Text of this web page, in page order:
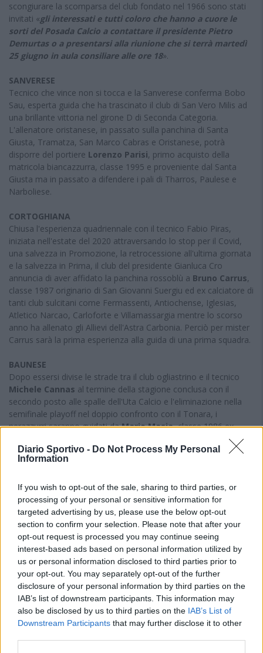
Diario Sportivo - Do Not Process My Personal
Information
If you wish to opt-out of the sale, sharing to third parties, or
processing of your personal or sensitive information for
targeted advertising by us, please use the below opt-out
section to confirm your selection. Please note that after your
opt-out request is processed you may continue seeing
interest-based ads based on personal information utilized by
us or personal information disclosed to third parties prior to
your opt-out. You may separately opt-out of the further
disclosure of your personal information by third parties on the
IAB’s list of downstream participants. This information may
also be disclosed by us to third parties on the IAB’s List of
Downstream Participants that may further disclose it to other
scongiurare la scomparsa del club fondato nel 1966 sono stati
invitati «gli interessati e tutti coloro che hanno a cuore le
sorti del Posada Calcio a contattare il presidente Pietro
Demurtas o a presentarsi alla riunione che si terrà martedì
25 giugno in aula consiliare alle ore 18».
SANVERESE
Tecnico che vince non si tocca e la Sanverese conferma Bobo
Sau, esperta guida che ha trascinato il club di San Vero Milis ad
una brillante vittoria nel girone D di Seconda Categoria.
L'allenatore oristanese, in passato sulla panchina di Santa
Giusta, Tramatza, San Marco Cabras e Oristanese, potrà
disporre del portiere Lorenzo Parisi, primo acquisto della
matricola biancazzurra, classe 1995 e proveniente dal Santa
Giusta ma in passato a difendere i pali di Tharros, Paulese e
Narboliese.
CORTOGHIANA
Chiusa l'esperienza quadriennale con il tecnico Fabio Piras,
iniziata nell'estate del 2020 attraversando lo stop per il Covid,
una salvezza in Promozione, la retrocessione all'ultima giornata
e la salvezza in Prima, il club del presidente Gianluca Cro
annuncia di aver affidato la panchina rossoblù a Bruno Carrus,
classe 1987 originario di San Giovanni Suergiu ed ex calciatore di
tanti club sulcitani come Fermassenti, Antiochense, Iglesias,
Atletico Narcao, Carloforte e Villamassargia mentre lo scorso
anno ha allenato gli Allievi dell'Astra Carbonia. Perciò per mister
Carrus sarà la prima esperienza alla guida di una prima squadra.
BAUNESE
Dopo essersi divise le strade tra il club ogliastrino e il tecnico
Michele Cannas al termine della stagione conclusa con il
secondo posto alle spalle dell'Uta Calcio e l'eliminazione nella
semifinale playoff nel doppio confronto con il Tonara, i
nerazzurri saranno guidati daMario Masia, classe 1986 ex
calciatore di Nuorese, Olbia, Lanusei e Idolo che ha iniziato la
carriera da allenatore portando l’Idolo in Eccellenza, guidandolo
nella massima serie regionale mentre nelle ultime due stagioni
TERTENIA
Dopo aver salutato il tecnico della promozione Federico Scattu,
che non poteva guidare i biancorossi anche in Prima categoria
per sopravvenuti problemi personali, ecco che la matricola
ogliastrina annuncia l'accordo conDaniele Salerno, negli ultimi
anni alla guida di Tortolì e Castor ma che a Tertenia ha chiuso la
sua carriera da calciatore iniziando quella da allenatore.
BADESI 09
Non c'è due senza tre eSimone Deliperisarà per il terzo anno
di fila la guida tecnica dei gialloblù. Per l'ex portiere della Torres